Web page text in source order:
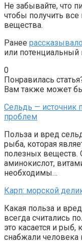
Не забывайте, что
чтобы получить
вещества.
Ранее
или потенциальный
0
Понравилась
Вам также может
Сельдь — источник
проблем
Польза и вред
рыба, которая
полезных
аминокислот,
необходимы…
Карп: морской
Какая польза и
всегда считались
это касается и
снабжали